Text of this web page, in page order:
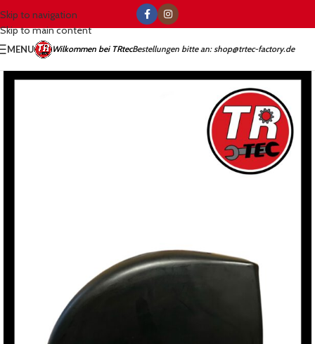
Skip to navigation
Skip to main content
MENU Wilkommen bei TRtecBestellungen bitte an: shop@trtec-factory.de